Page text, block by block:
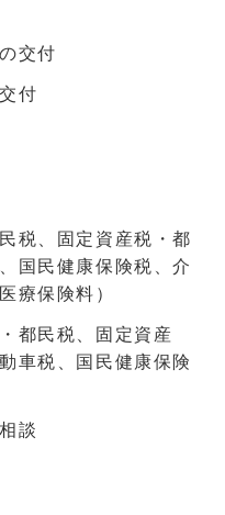
交付
付
税、固定資産税・都
国民健康保険税、介
療保険料）
都民税、固定資産
車税、国民健康保険
談